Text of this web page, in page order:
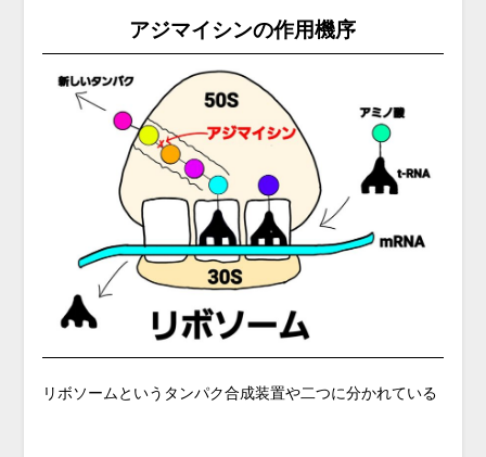
アジマイシンの作用機序
リボソームというタンパク合成装置や二つに分かれている